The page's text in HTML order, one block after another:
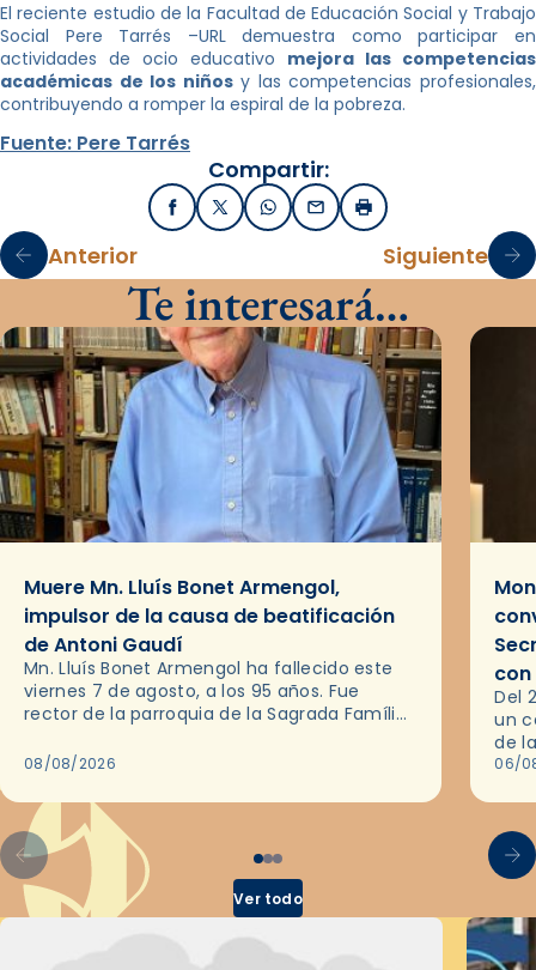
El reciente estudio de la Facultad de Educación Social y Trabajo
Social Pere Tarrés –URL demuestra como participar en
actividades de ocio educativo mejora las competencias
académicas de los niñosy las competencias profesionales,
contribuyendo a romper la espiral de la pobreza.
Fuente: Pere Tarrés
Compartir:
FacebookX / TwitterWhatsApp
EmailImprimir
Anterior Siguiente
Te interesará…
Muere Mn. Lluís Bonet Armengol,
impulsor de la causa de beatificación
de Antoni Gaudí
Mn. Lluís Bonet Armengol ha fallecido este
viernes 7 de agosto, a los 95 años. Fue
rector de la parroquia de la Sagrada Família
08/08/2026
Del
un
de
en
06/
Ver todo